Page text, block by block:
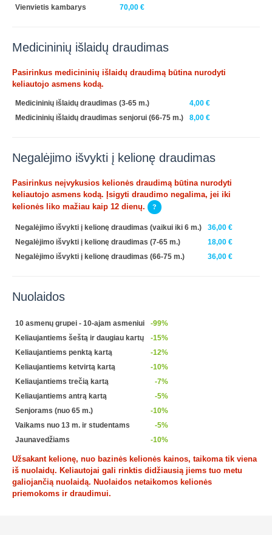
Vienvietis kambarys
70,00 €
Medicininių išlaidų draudimas
Pasirinkus medicininių išlaidų draudimą būtina nurodyti
keliautojo asmens kodą.
Medicininių išlaidų draudimas (3-65 m.)
4,00 €
Medicininių išlaidų draudimas senjorui (66-75 m.)
8,00 €
Negalėjimo išvykti į kelionę draudimas
Pasirinkus neįvykusios kelionės draudimą būtina nurodyti
keliautojo asmens kodą. Įsigyti draudimo negalima, jei iki
kelionės liko mažiau kaip 12 dienų.
?
Negalėjimo išvykti į kelionę draudimas (vaikui iki 6 m.)
36,00 €
Negalėjimo išvykti į kelionę draudimas (7-65 m.)
18,00 €
Negalėjimo išvykti į kelionę draudimas (66-75 m.)
36,00 €
Nuolaidos
10 asmenų grupei - 10-ajam asmeniui
-99%
Keliaujantiems šeštą ir daugiau kartų
-15%
Keliaujantiems penktą kartą
-12%
Keliaujantiems ketvirtą kartą
-10%
Keliaujantiems trečią kartą
-7%
Keliaujantiems antrą kartą
-5%
Senjorams (nuo 65 m.)
-10%
Vaikams nuo 13 m. ir studentams
-5%
Jaunavedžiams
-10%
Užsakant kelionę, nuo bazinės kelionės kainos, taikoma tik viena
iš nuolaidų. Keliautojai gali rinktis didžiausią jiems tuo metu
galiojančią nuolaidą. Nuolaidos netaikomos kelionės
priemokoms ir draudimui.